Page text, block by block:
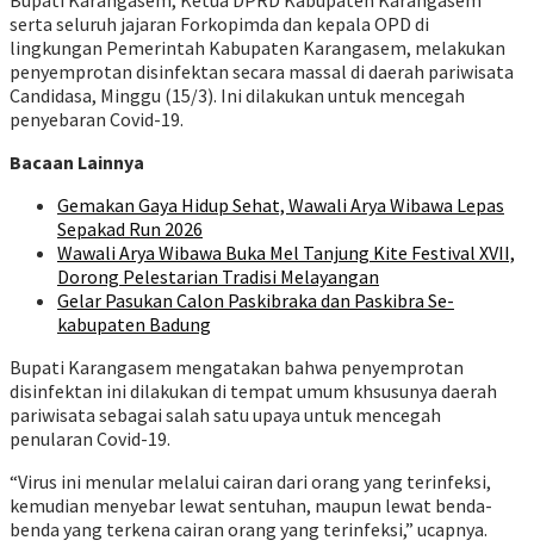
serta seluruh jajaran Forkopimda dan kepala OPD di
lingkungan Pemerintah Kabupaten Karangasem, melakukan
penyemprotan disinfektan secara massal di daerah pariwisata
Candidasa, Minggu (15/3). Ini dilakukan untuk mencegah
penyebaran Covid-19.
Bacaan Lainnya
Gemakan Gaya Hidup Sehat, Wawali Arya Wibawa Lepas
Sepakad Run 2026
Wawali Arya Wibawa Buka Mel Tanjung Kite Festival XVII,
Dorong Pelestarian Tradisi Melayangan
Gelar Pasukan Calon Paskibraka dan Paskibra Se-
kabupaten Badung
Bupati Karangasem mengatakan bahwa penyemprotan
disinfektan ini dilakukan di tempat umum khsusunya daerah
pariwisata sebagai salah satu upaya untuk mencegah
penularan Covid-19.
“Virus ini menular melalui cairan dari orang yang terinfeksi,
kemudian menyebar lewat sentuhan, maupun lewat benda-
benda yang terkena cairan orang yang terinfeksi,” ucapnya.